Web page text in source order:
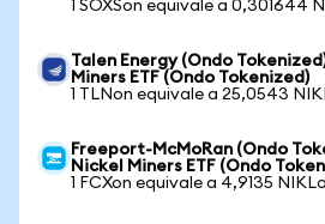
1 SOXSon equivale a 0,301644
Talen Energy (Ondo
Miners ETF (Ondo Tokenized)
1 TLNon equivale a 25,0543
Freeport-McMoRan (Ondo
Nickel Miners ETF (Ondo
1 FCXon equivale a 4,9135